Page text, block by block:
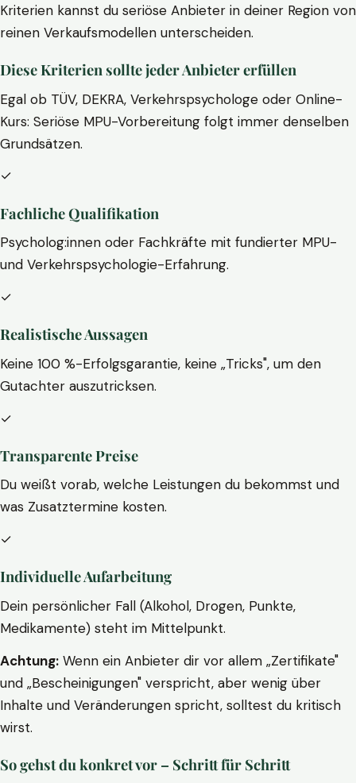
Kriterien kannst du seriöse Anbieter in deiner Region von
reinen Verkaufsmodellen unterscheiden.
Diese Kriterien sollte jeder Anbieter erfüllen
Egal ob TÜV, DEKRA, Verkehrspsychologe oder Online-
Kurs: Seriöse MPU-Vorbereitung folgt immer denselben
Grundsätzen.
✓
Fachliche Qualifikation
Psycholog:innen oder Fachkräfte mit fundierter MPU-
und Verkehrspsychologie-Erfahrung.
✓
Realistische Aussagen
Keine 100 %-Erfolgsgarantie, keine „Tricks", um den
Gutachter auszutricksen.
✓
Transparente Preise
Du weißt vorab, welche Leistungen du bekommst und
was Zusatztermine kosten.
✓
Individuelle Aufarbeitung
Dein persönlicher Fall (Alkohol, Drogen, Punkte,
Medikamente) steht im Mittelpunkt.
Achtung: Wenn ein Anbieter dir vor allem „Zertifikate"
und „Bescheinigungen" verspricht, aber wenig über
Inhalte und Veränderungen spricht, solltest du kritisch
wirst.
So gehst du konkret vor – Schritt für Schritt